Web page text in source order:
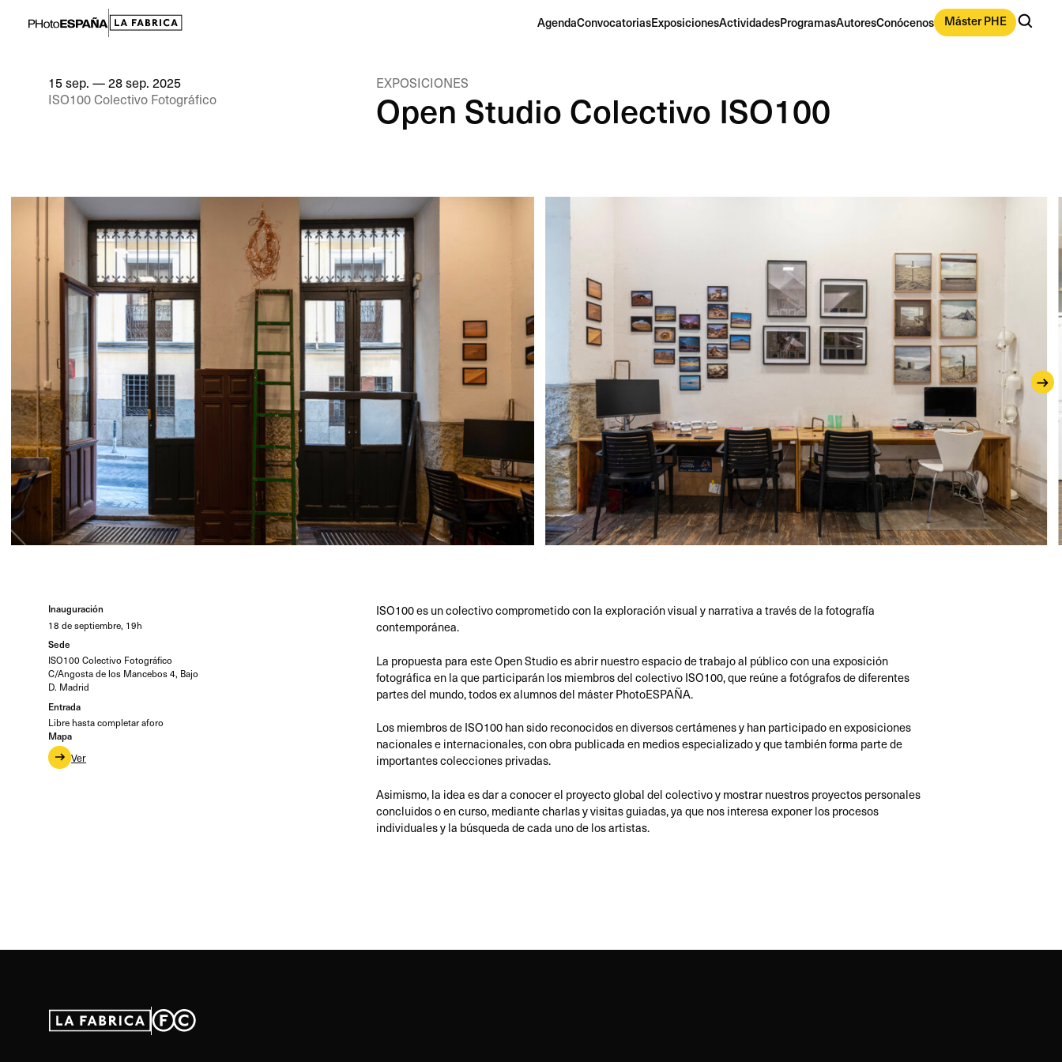
AgendaConvocatoriasExposicionesActividadesProgramasAutoresConócenos Máster PHE
EXPOSICIONES
Open Studio Colectivo ISO100
15 sep. — 28 sep. 2025
ISO100 Colectivo Fotográfico
Inauguración
18 de septiembre, 19h
Sede
ISO100 Colectivo Fotográfico
C/Angosta de los Mancebos 4, Bajo
D. Madrid
Entrada
Libre hasta completar aforo
Mapa
Ver
ISO100 es un colectivo comprometido con la exploración visual y narrativa a través de la fotografía
contemporánea.
La propuesta para este Open Studio es abrir nuestro espacio de trabajo al público con una exposición
fotográfica en la que participarán los miembros del colectivo ISO100, que reúne a fotógrafos de diferentes
partes del mundo, todos ex alumnos del máster PhotoESPAÑA.
Los miembros de ISO100 han sido reconocidos en diversos certámenes y han participado en exposiciones
nacionales e internacionales, con obra publicada en medios especializado y que también forma parte de
importantes colecciones privadas.
Asimismo, la idea es dar a conocer el proyecto global del colectivo y mostrar nuestros proyectos personales
concluidos o en curso, mediante charlas y visitas guiadas, ya que nos interesa exponer los procesos
individuales y la búsqueda de cada uno de los artistas.